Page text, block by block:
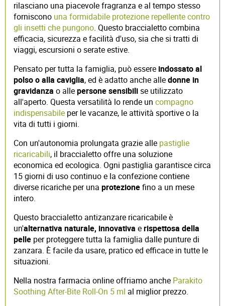
rilasciano una piacevole fragranza e al tempo stesso
forniscono una formidabile protezione repellente contro
gli insetti che pungono. Questo braccialetto combina
efficacia, sicurezza e facilità d'uso, sia che si tratti di
viaggi, escursioni o serate estive.
Pensato per tutta la famiglia, può essere indossato al
polsoo alla caviglia, ed è adatto anche alledonne in
gravidanza o allepersone sensibilise utilizzato
all'aperto. Questa versatilità lo rende un compagno
indispensabile per le vacanze, le attività sportive o la
vita di tutti i giorni.
Con un'autonomia prolungata grazie alle pastiglie
ricaricabili, il braccialetto offre una soluzione
economica ed ecologica. Ogni pastiglia garantisce circa
15 giorni di uso continuo e la confezione contiene
diverse ricariche per una protezionefino a un mese
intero.
Questo braccialetto antizanzare ricaricabile è
un'alternativa naturale, innovativa erispettosa della
pelle per proteggere tutta la famiglia dalle punture di
zanzara. È facile da usare, pratico ed efficace in tutte le
situazioni.
Nella nostra farmacia online offriamo anche Parakito
Soothing After-Bite Roll-On 5 ml al miglior prezzo.